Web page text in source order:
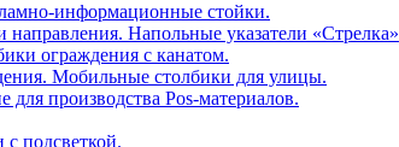
информационные стойки.
направления. Напольные указатели «Стрелка»
ограждения с канатом.
Мобильные столбики для улицы.
производства Pos-материалов.
подсветкой.